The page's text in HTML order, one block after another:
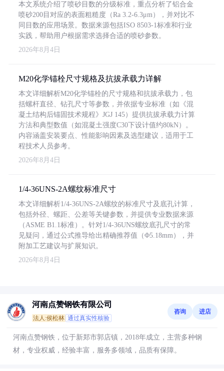
本文系统介绍了喷砂目数的分级标准，重点分析了铝合金
喷砂200目对应的表面粗糙度（Ra 3.2-6.3μm），并对比不
同目数的应用场景。数据来源包括ISO 8503-1标准和行业
实践，帮助用户根据需求选择合适的喷砂参数。
2026年8月4日
M20化学锚栓尺寸规格及抗拔承载力详解
本文详细解析M20化学锚栓的尺寸规格和抗拔承载力，包
括螺杆直径、钻孔尺寸等参数，并依据专业标准（如《混
凝土结构后锚固技术规程》JGJ 145）提供抗拔承载力计算
方法和典型数值（如混凝土强度C30下设计值约80kN）。
内容涵盖安装要点、性能影响因素及选型建议，适用于工
程技术人员参考。
2026年8月4日
1/4-36UNS-2A螺纹标准尺寸
本文详细解析1/4-36UNS-2A螺纹的标准尺寸及底孔计算，
包括外径、螺距、公差等关键参数，并提供专业数据来源
（ASME B1.1标准）。针对1/4-36UNS螺纹底孔尺寸的常
见疑问，通过公式推导给出精确推荐值（Φ5.18mm），并
附加工艺建议与扩展知识。
2026年8月4日
河南点赞钢铁有限公司
法人:侯松林 通过真实性核验
咨询 进店
河南点赞钢铁，位于新郑市郭店镇，2018年成立，主营多种钢
材，专业权威，经验丰富，服务多领域，品质有保障。